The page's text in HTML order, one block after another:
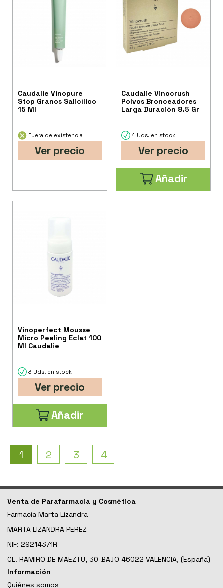
Caudalie Vinopure
Stop Granos Salicílico
15 Ml
Fuera de existencia
Ver precio
Caudalie Vinocrush
Polvos Bronceadores
Larga Duración 8.5 Gr
4 Uds. en stock
Ver precio
Añadir
Vinoperfect Mousse
Micro Peeling Eclat 100
Ml Caudalie
3 Uds. en stock
Ver precio
Añadir
1 2 3 4
Venta de Parafarmacia y Cosmética
Farmacia Marta Lizandra
MARTA LIZANDRA PEREZ
NIF: 29214371R
CL. RAMIRO DE MAEZTU, 30-BAJO 46022 VALENCIA, (España)
Información
Quiénes somos